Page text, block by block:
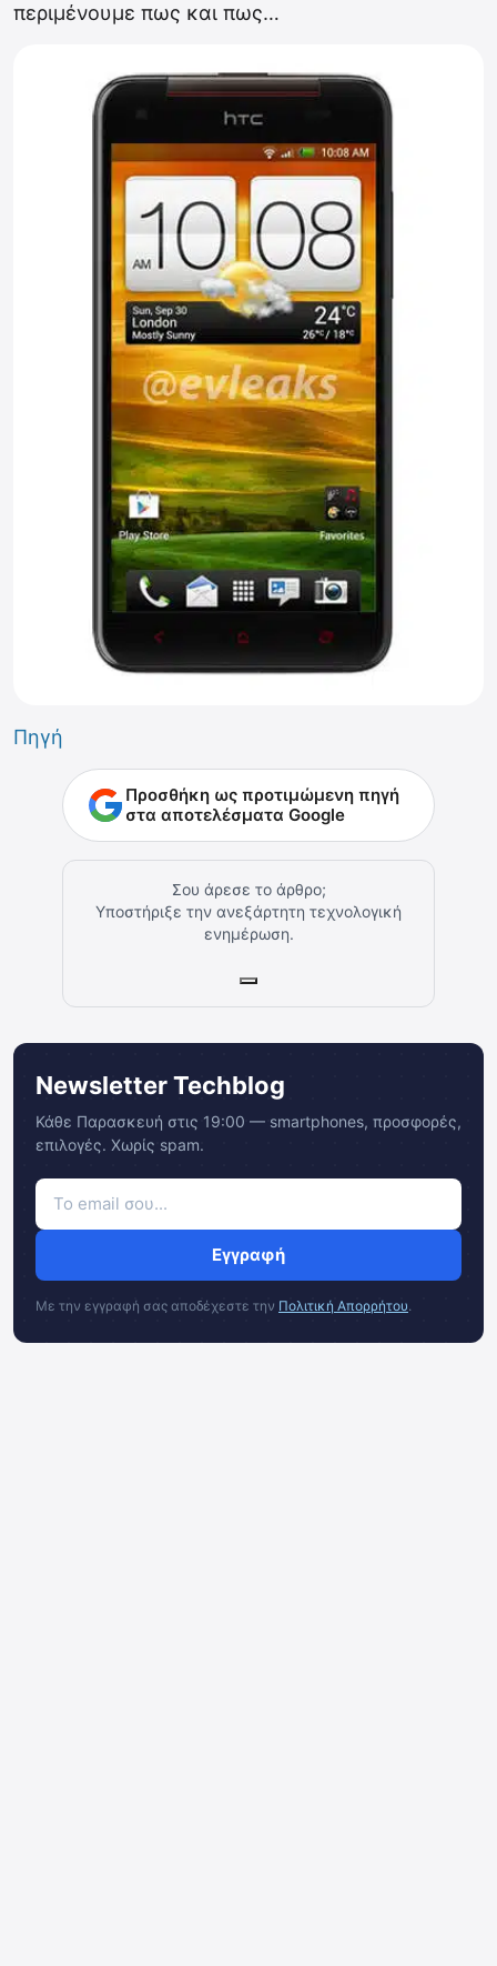
περιμένουμε πως και πως…
Πηγή
Προσθήκη ως προτιμώμενη πηγή
στα αποτελέσματα Google
Σου άρεσε το άρθρο;
Υποστήριξε την ανεξάρτητη τεχνολογική
ενημέρωση.
Newsletter Techblog
Κάθε Παρασκευή στις 19:00 — smartphones, προσφορές,
επιλογές. Χωρίς spam.
Εγγραφή
Με την εγγραφή σας αποδέχεστε την Πολιτική Απορρήτου.